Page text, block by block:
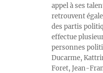
appel à ses
retrouvent
des partis
effectue
personnes
Ducarme,
Foret, Jean-